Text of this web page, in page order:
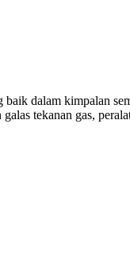
dalam kimpalan
tekanan gas,